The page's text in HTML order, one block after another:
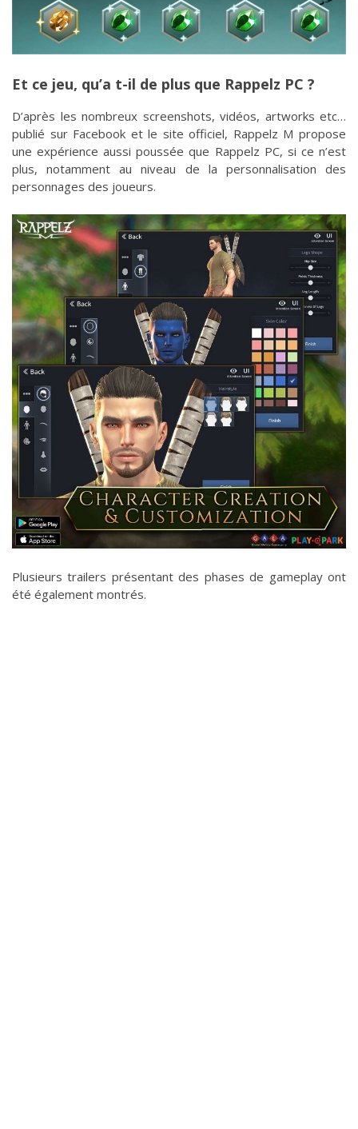
Et ce jeu, qu’a t-il de plus que Rappelz PC ?
D’après les nombreux screenshots, vidéos, artworks etc…
publié sur Facebook et le site officiel, Rappelz M propose
une expérience aussi poussée que Rappelz PC, si ce n’est
plus, notamment au niveau de la personnalisation des
personnages des joueurs.
Plusieurs trailers présentant des phases de gameplay ont
été également montrés.